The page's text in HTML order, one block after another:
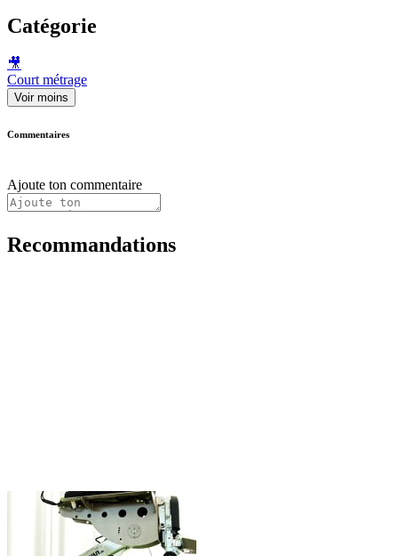
Catégorie
🎥
Court métrage
Voir moins
Commentaires
Ajoute ton commentaire
Recommandations